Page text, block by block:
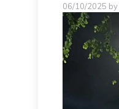
06/10/2025 by